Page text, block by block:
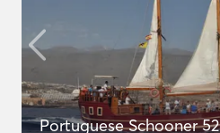
Portuguese Schooner 52